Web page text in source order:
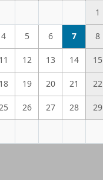
1
4 5 6 7 8
11 12 13 14 15
18 19 20 21 22
25 26 27 28 29